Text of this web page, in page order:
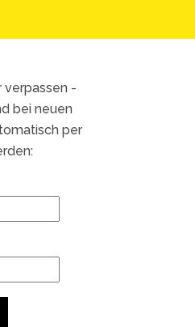
verpassen -
bei neuen
per